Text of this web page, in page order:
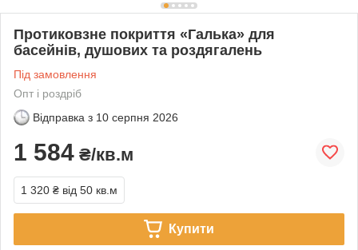
Протиковзне покриття «Галька» для
басейнів, душових та роздягалень
Під замовлення
Опт і роздріб
Відправка з 10 серпня 2026
1 584 ₴/кв.м
1 320 ₴ від 50 кв.м
Купити